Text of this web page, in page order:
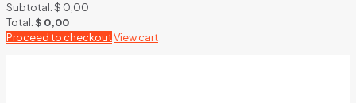
Subtotal:$ 0,00
Total:$ 0,00
Proceed to checkoutView cart